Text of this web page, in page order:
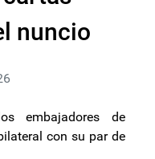
nuncio
embajadores de
con su par de